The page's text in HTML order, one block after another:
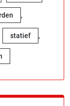
,
statief ,